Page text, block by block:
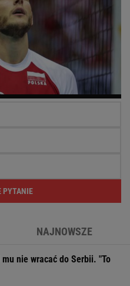
PYTANIE
NAJNOWSZE
nie wracać do Serbii. "To